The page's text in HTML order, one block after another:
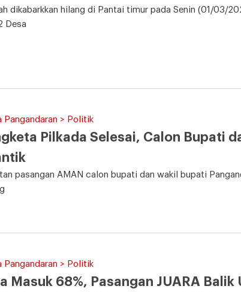
dikabarkkan hilang di Pantai timur pada Senin (01/03/
Desa
Pangandaran > Politik
Pilkada Selesai, Calon Bupati
pasangan AMAN calon bupati dan wakil bupati
Pangandaran > Politik
Masuk 68%, Pasangan JUARA Balik